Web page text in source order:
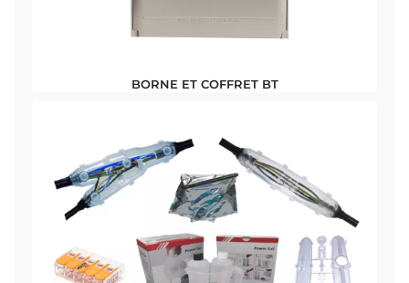
BORNE ET COFFRET BT